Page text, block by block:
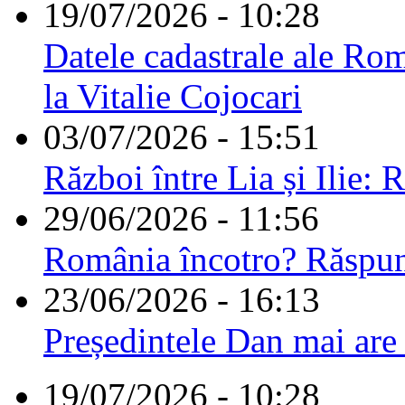
19/07/2026 - 10:28
Datele cadastrale ale
la Vitalie Cojocari
03/07/2026 - 15:51
Război între Lia și Ilie:
29/06/2026 - 11:56
România încotro?
23/06/2026 - 16:13
Președintele Dan mai
19/07/2026 - 10:28